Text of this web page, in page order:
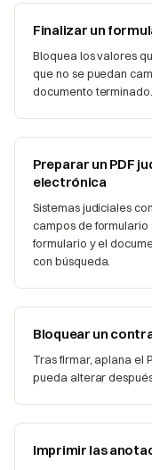
Finalizar un
Bloquea los valores
que no se puedan
documento terminado.
Preparar un PDF
electrónica
Sistemas judiciales
campos de
formulario y el
con búsqueda.
Bloquear un
Tras firmar, aplana el
pueda alterar
Imprimir las